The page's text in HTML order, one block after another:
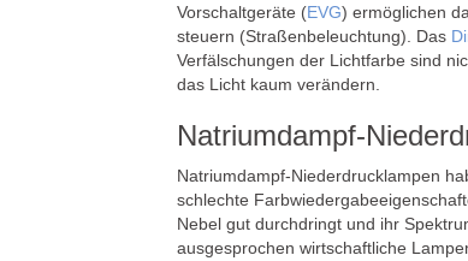
Vorschaltgeräte (EVG) ermöglichen
steuern (Straßenbeleuchtung). Das
Verfälschungen der Lichtfarbe sind
das Licht kaum verändern.
Natriumdampf-
Natriumdampf-Niederdrucklampen
schlechte
Nebel gut durchdringt und ihr
ausgesprochen wirtschaftliche